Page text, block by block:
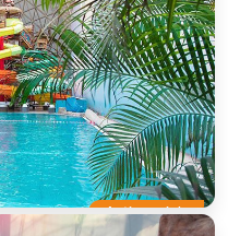
Actionreich